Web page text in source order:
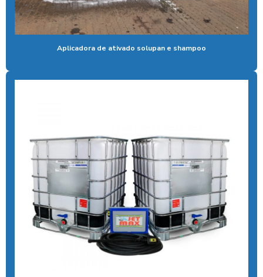
Aspirador self service para postos com pix
Aspirador self service preço
Aspirador self service com qr code
Cal para tratamento de água
Calibrador pneu moedeiro
Calibrador de pneus com pagamento via pix
Cera de máquina
Chuveiro tarifador pix
Aplicadora de ativado solupan e shampoo